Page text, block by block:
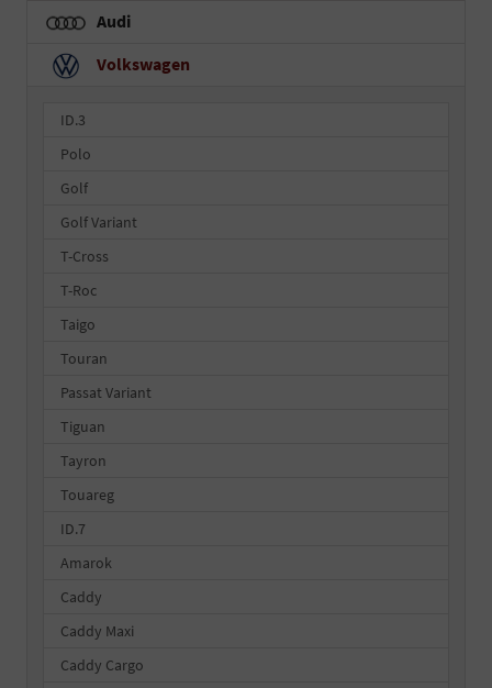
Audi
Volkswagen
ID.3
Polo
Golf
Golf Variant
T-Cross
T-Roc
Taigo
Touran
Passat Variant
Tiguan
Tayron
Touareg
ID.7
Amarok
Caddy
Caddy Maxi
Caddy Cargo